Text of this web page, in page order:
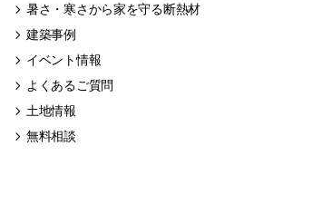
暑さ・寒さから家を守る断熱材
建築事例
イベント情報
よくあるご質問
土地情報
無料相談